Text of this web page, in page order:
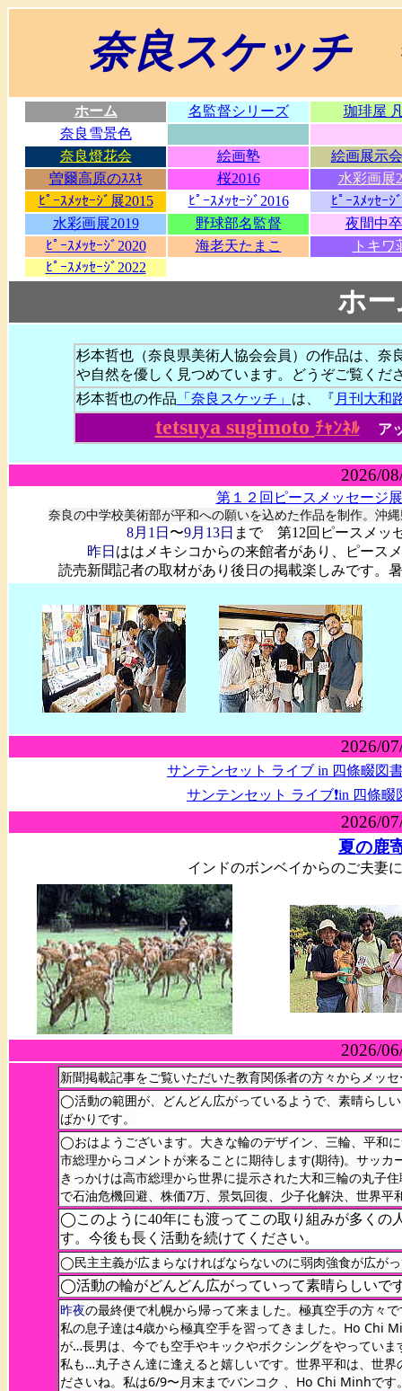
奈良スケッチ
ホーム 名監督シリーズ
珈琲屋
奈良雪景色
奈良燈花会
絵画塾
絵画展示
曽爾高原のｽｽｷ
桜2016
水彩画展
ﾋﾟｰｽﾒｯｾｰｼﾞ展2015
ﾋﾟｰｽﾒｯｾｰｼﾞ2016
ﾋﾟｰｽﾒｯｾｰｼ
水彩画展2019
野球部名監督
夜間中
ﾋﾟｰｽﾒｯｾｰｼﾞ2020
海老天たまこ
トキワ
ﾋﾟｰｽﾒｯｾｰｼﾞ2022
ホ
杉本哲也（奈良県美術人協会会員）の作品は、奈
や自然を優しく見つめています。どうぞご覧くだ
杉本哲也の作品 「奈良スケッチ」 は、 『 月刊大和
tetsuya sugimoto ﾁｬﾝﾈﾙ ア
2026/
第１２回ピースメッセージ
奈良の中学校美術部が平和への願いを込めた作品を制作。沖
8月1日 〜9月13日 まで 第12回ピースメッ
昨日 ははメキシコからの来館者があり、ピース
読売新聞記者の取材があり後日の掲載楽しみです。
2026/
サンテンセット ライブ in 四條畷図
サンテンセット ライブ❗in 四條
2026/
夏の鹿
インドのボンベイからのご夫妻
2026/
新聞掲載記事をご覧いただいた教育関係者の方々からメッ
◯活動の範囲が、どんどん広がっているようで、素晴らし
ばかりです。
◯おはようございます。大きな輪のデザイン、三輪、平和
市総理からコメントが来ることに期待します(期待)。サッ
きっかけは高市総理から世界に提示された大和三輪の丸子
で石油危機回避、株価7万、景気回復、少子化解決、世界平
◯このように40年にも渡ってこの取り組みが多くの
す。今後も長く活動を続けてください。
◯民主主義が広まらなければならないのに弱肉強食が広が
◯活動の輪がどんどん広がっていって素晴らしいで
昨夜の最終便で札幌から帰って来ました。極真空手の方々
私の息子達は4歳から極真空手を習ってきました。Ho Chi
が…長男は、今でも空手やキックやボクシングをやってい
私も…丸子さん達に逢えると嬉しいです。世界平和は、世
ださいね。私は6/9〜月末までバンコク 、Ho Chi Minhです